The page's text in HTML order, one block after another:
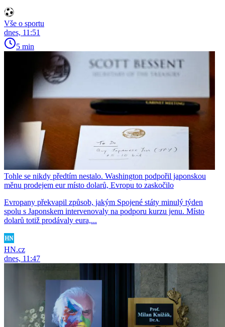
Vše o sportu
dnes, 11:51
5 min
Tohle se nikdy předtím nestalo. Washington podpořil japonskou
měnu prodejem eur místo dolarů, Evropu to zaskočilo
Evropany překvapil způsob, jakým Spojené státy minulý týden
spolu s Japonskem intervenovaly na podporu kurzu jenu. Místo
dolarů totiž prodávaly eura,...
HN.cz
dnes, 11:47